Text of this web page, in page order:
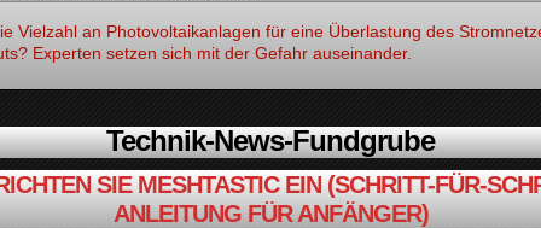
Vielzahl an Photovoltaikanlagen für eine Überlastung des
Experten setzen sich mit der Gefahr auseinander.
Technik-News-Fundgrube
SIE MESHTASTIC EIN (SCHRITT-FÜR-
ANLEITUNG FÜR ANFÄNGER)